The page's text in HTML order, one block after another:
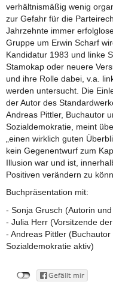
verhältnismäßig wenig
zur Gefahr für die
Jahrzehnte immer
Gruppe um Erwin Scharf
Kandidatur 1983 und linke
Stamokap oder neuere
und ihre Rolle dabei, v.a.
werden untersucht. Die
der Autor des
Andreas Pittler, Buchautor
Sozialdemokratie, meint
„einen wirklich guten
kein Gegenentwurf zum
Illusion war und ist,
Positiven verändern zu
Buchpräsentation mit:
- Sonja Grusch (Autorin
- Julia Herr (Vorsitzende
- Andreas Pittler
Sozialdemokratie aktiv)